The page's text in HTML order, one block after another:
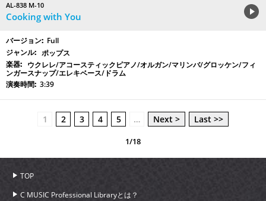
AL-838 M-10
Cooking with You
Full
ポップス
ウクレレ/アコースティックピアノ/オルガン/マリンバ/グロッケン/フィ
ンガースナップ/エレキベース/ドラム
3:39
1 2 3 4 5 … Next > Last >>
1/18
TOP
C MUSIC Professional Libraryとは？